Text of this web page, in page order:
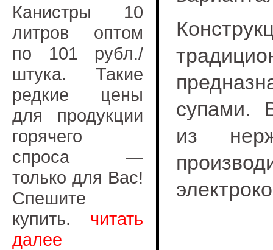
Канистры 10
литров оптом
по 101 рубл./
штука. Такие
редкие цены
для продукции
горячего
спроса —
только для Вас!
Спешите
купить. читать
далее
супами.
из